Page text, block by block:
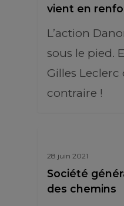
vient en
L’action
sous le pied.
Gilles Leclerc
contraire !
28 juin 2021
Société
des chemins